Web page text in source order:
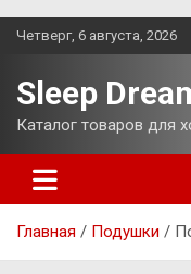
Перейти
Четверг, 6 августа, 2026
Sleep
Каталог товаров для
Главная Подушки